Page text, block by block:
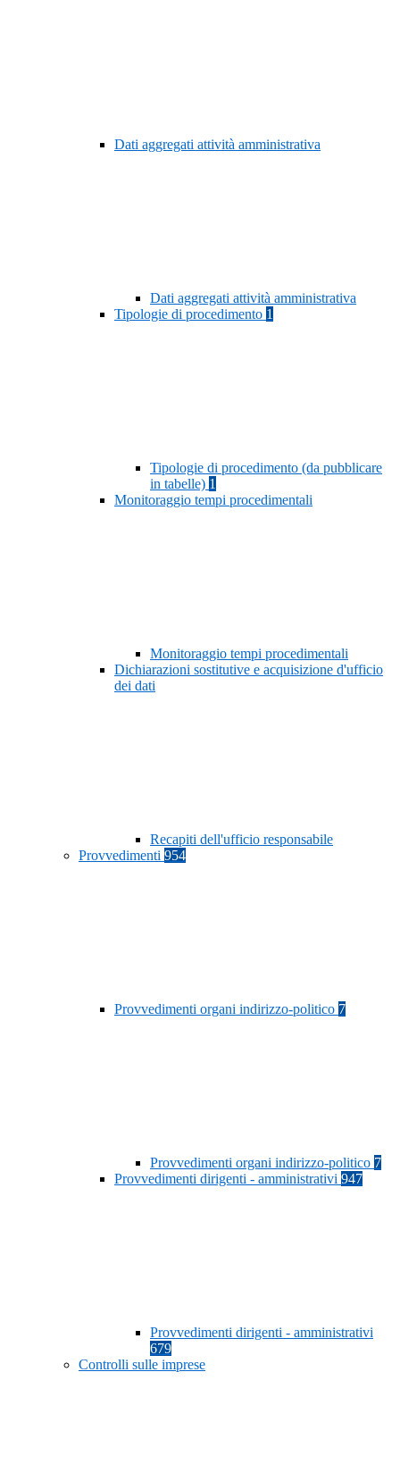
Dati aggregati attività amministrativa
Dati aggregati attività amministrativa
Tipologie di procedimento 1
Tipologie di procedimento (da pubblicare
in tabelle) 1
Monitoraggio tempi procedimentali
Monitoraggio tempi procedimentali
Dichiarazioni sostitutive e acquisizione d'ufficio
dei dati
Recapiti dell'ufficio responsabile
Provvedimenti 954
Provvedimenti organi indirizzo-politico 7
Provvedimenti organi indirizzo-politico 7
Provvedimenti dirigenti - amministrativi 947
Provvedimenti dirigenti - amministrativi
679
Controlli sulle imprese